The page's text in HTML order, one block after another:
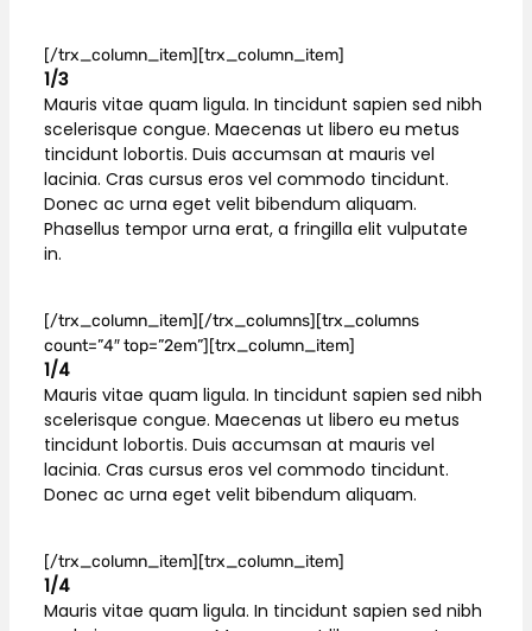
[/trx_column_item][trx_column_item]
1/3
Mauris vitae quam ligula. In tincidunt sapien sed nibh
scelerisque congue. Maecenas ut libero eu metus
tincidunt lobortis. Duis accumsan at mauris vel
lacinia. Cras cursus eros vel commodo tincidunt.
Donec ac urna eget velit bibendum aliquam.
Phasellus tempor urna erat, a fringilla elit vulputate
in.
[/trx_column_item][/trx_columns][trx_columns
count=”4″ top=”2em”][trx_column_item]
1/4
Mauris vitae quam ligula. In tincidunt sapien sed nibh
scelerisque congue. Maecenas ut libero eu metus
tincidunt lobortis. Duis accumsan at mauris vel
lacinia. Cras cursus eros vel commodo tincidunt.
Donec ac urna eget velit bibendum aliquam.
[/trx_column_item][trx_column_item]
1/4
Mauris vitae quam ligula. In tincidunt sapien sed nibh